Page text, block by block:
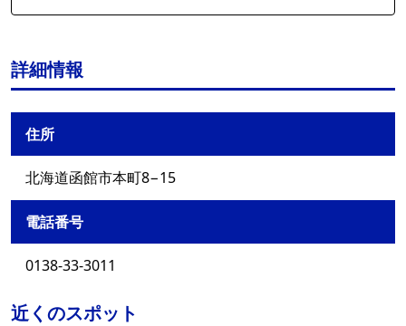
詳細情報
住所
北海道函館市本町8−15
電話番号
0138-33-3011
近くのスポット